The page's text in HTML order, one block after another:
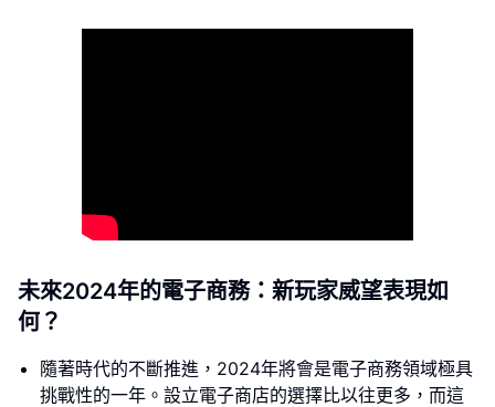
未來2024年的電子商務：新玩家威望表現如
何？
隨著時代的不斷推進，2024年將會是電子商務領域極具
挑戰性的一年。設立電子商店的選擇比以往更多，而這